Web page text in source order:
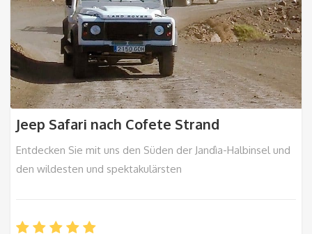
Jeep Safari nach Cofete Strand
Entdecken Sie mit uns den Süden der Jandìa-Halbinsel und
den wildesten und spektakulärsten